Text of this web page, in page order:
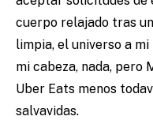
cuerpo relajado tras
limpia, el universo a
mi cabeza, nada, pero
Uber Eats menos
salvavidas.